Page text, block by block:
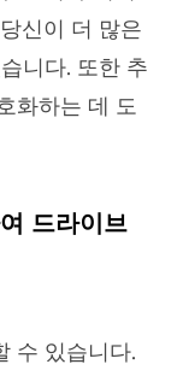
신이 더 많은
니다. 또한 추
화하는 데 도
드라이브
수 있습니다.